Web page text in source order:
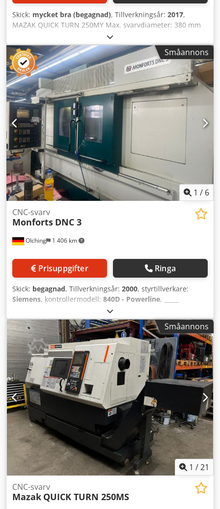
Skick: mycket bra (begagnad), Tillverkningsår: 2017,
MAZAK QUICK TURN 250MY Max. svarvdiameter: 380 mm
Max. fräshastighet: 5 000 rpm Crjdpfx Aoyki Taspyef Max.
spindelhastighet: 4 000 rpm Max. stångdiameter: 80 mm
Maskinen är utrustad med: - CNC-styrning Mazatrol
SmoothG - KITAGAWA trebackschuck BB-210, diameter 254
mm - Tool Eye - C-axel - Y-axel - Automatisk detaljplockare -
Interface för stångmagasin - Signallampa (3-färgad LED) -
Förstärkt kylvätskepump - Spåntransportör - Standard
MAZAK verktygspaket
Småannons
1 / 6
OIching 1 406 km
CNC-svarv
Monforts DNC 3
Prisuppgifter Ringa
Skick: begagnad, Tillverkningsår: 2000, styrtillverkare:
Siemens, kontrollermodell: 840D - Powerline, _____
Beskrivning: Huvudspindel: Varvtal: 5 000 varv/min Effekt
(max.): 25 kW Vridmoment (max.): 263 Nm Stångdiameter:
65 mm Motspindel: Varvtal: 5 000 varv/min Effekt (max.): 25
kW Vridmoment (max.): 263 Nm Verktygshållare I (X/Z):
Teknik: Revolver med 12 stationer Verktygsfäste: VDI 30
Verktygsdrift: 4 500 varv/min Slaglängd i X/Z: 170/445 mm
Snabbmatning i X/Z: 24/30 m/min Verktygshållare II (X/Z):
Teknik: Revolver med 12 stationer Verktygsfäste: VDI 30
Verktygsdrift: Slaglängd i X/Z: 170/445 mm Snabbmatning i
X/Z: 24/30 m/min Crodpfx Apszpczmjyof
Utrustning/tillbehör: Spånhantering: Spåntransportör
Kylvätskehantering: KSS-pump Råmaterialmatning:
Gränssnitt för stångmatare : Obs: De avbildade
spännanordningarna och verktygen ingår INTE i
erbjudandet!
Småannons
1 /21
CNC-svarv
Mazak QUICK TURN 250MS